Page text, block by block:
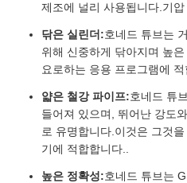
제조에 널리 사용됩니다.기
닦은 실린더:호네드 튜브는
위해 신중하게 닦아지며 높
요로하는 응용 프로그램에 적
얇은 철강 파이프:호네드 튜
들어져 있으며, 뛰어난 강도
로 유명합니다.이것은 그것
기에 적합합니다..
높은 정확성:호네드 튜브는